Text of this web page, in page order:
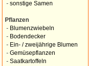
- sonstige Samen
Pflanzen
- Blumenzwiebeln
- Bodendecker
- Ein- / zweijährige Blumen
- Gemüsepflanzen
- Saatkartoffeln